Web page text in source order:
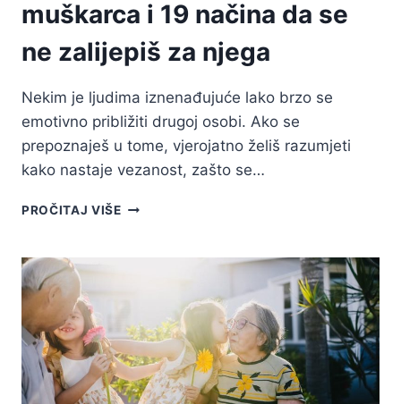
muškarca i 19 načina da se
ne zalijepiš za njega
Nekim je ljudima iznenađujuće lako brzo se
emotivno približiti drugoj osobi. Ako se
prepoznaješ u tome, vjerojatno želiš razumjeti
kako nastaje vezanost, zašto se…
PROČITAJ VIŠEVEZANOST:
EMOCIONALNO
MUŠKARCA
I
19
NAČINA
DA